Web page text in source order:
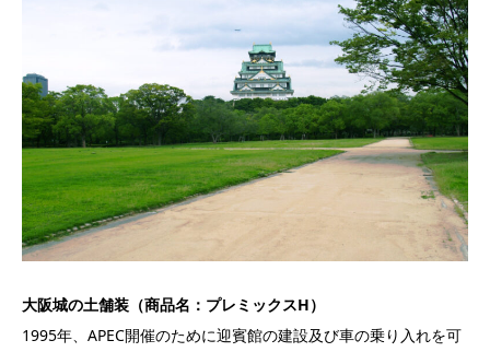
大阪城の土舗装（商品名：プレミックスH）
1995年、APEC開催のために迎賓館の建設及び車の乗り入れを可